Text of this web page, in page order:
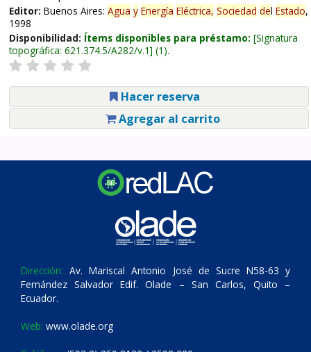
Editor: Buenos Aires: Agua y Energía Eléctrica, Sociedad del Estado,
1998
Disponibilidad: Ítems disponibles para préstamo: Signatura
topográfica: 621.374.5/A282/v.1 (1).
Hacer reserva
Agregar al carrito
Dirección: Av. Mariscal Antonio José de Sucre N58-63 y
Fernández Salvador Edif. Olade – San Carlos, Quito –
Ecuador.
Web: www.olade.org